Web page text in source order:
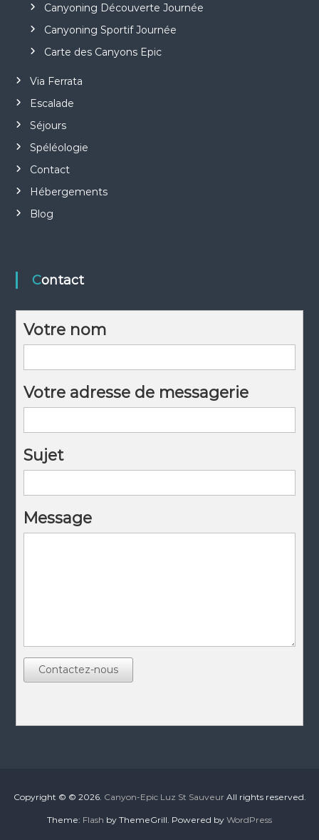
Canyoning Découverte Journée
Canyoning Sportif Journée
Carte des Canyons Epic
Via Ferrata
Escalade
Séjours
Spéléologie
Contact
Hébergements
Blog
Contact
Votre nom
Votre adresse de messagerie
Sujet
Message
Contactez-nous
Copyright © © 2026. Canyon-Epic Luz St SauveurAll rights reserved.
Theme: Flash by ThemeGrill. Powered by WordPress